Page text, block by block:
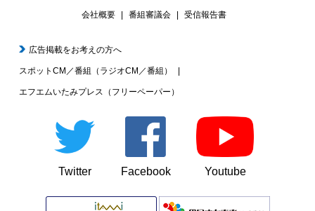
会社概要 番組審議会 受信報告書
広告掲載をお考えの方へ
スポットCM／番組（ラジオCM／番組）
エフエムいたみプレス（フリーペーパー）
Twitter Facebook Youtube